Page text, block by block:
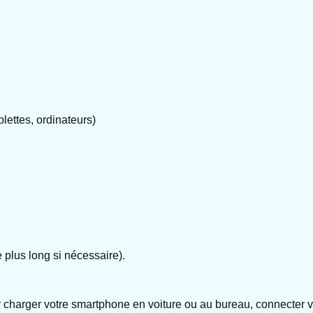
ordinateurs)
plus long si nécessaire).
votre smartphone en voiture ou au bureau, connecter